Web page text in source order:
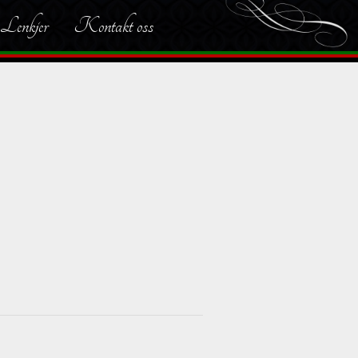
Lenkjer Kontakt oss